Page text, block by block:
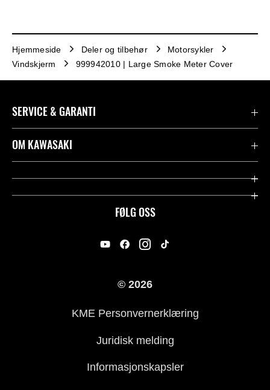
Hjemmeside Deler og tilbehør
Motorsykler
Vindskjerm
999942010 | Large Smoke Meter Cover
FØLG OSS
SERVICE & GARANTI
Garanti
Kontakt oss
OM KAWASAKI
Firma
© 2026
KME Personvernerklæring
Juridisk melding
Informasjonskapsler